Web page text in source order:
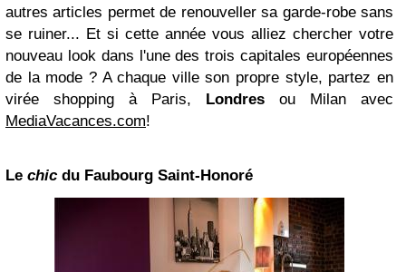
autres articles permet de renouveller sa garde-robe sans
se ruiner... Et si cette année vous alliez chercher votre
nouveau look dans l'une des trois capitales européennes
de la mode ? A chaque ville son propre style, partez en
virée shopping à Paris, Londres ou Milan avec
MediaVacances.com!
Le chic du Faubourg Saint-Honoré